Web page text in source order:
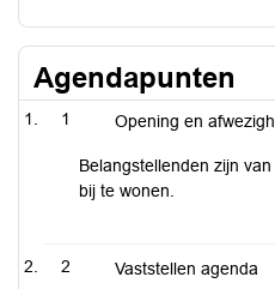
Agendapunten
1 Opening en
Belangstellenden zijn
bij te wonen.
2 Vaststellen agenda